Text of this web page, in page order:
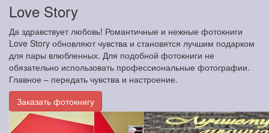
Love Story
Да здравствует любовь! Романтичные и нежные фотокниги
Love Story обновляют чувства и становятся лучшим подарком
для пары влюбленных. Для подобной фотокниги не
обязательно использовать профессиональные фотографии.
Главное – передать чувства и настроение.
Заказать фотокнигу